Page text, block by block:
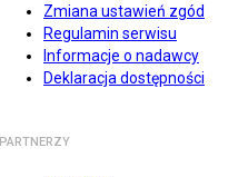
Zmiana ustawień zgód
Regulamin serwisu
Informacje o nadawcy
Deklaracja dostępności
PARTNERZY